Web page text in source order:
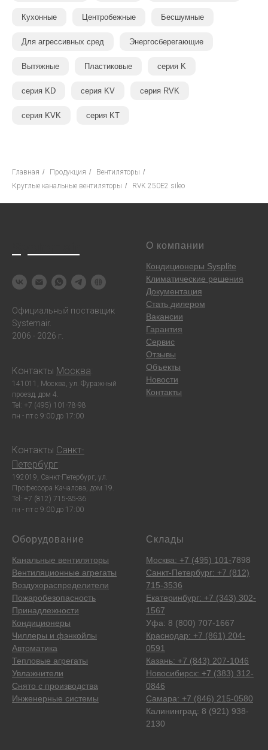
Кухонные Центробежные Бесшумные
Для агрессивных сред Энергосберегающие
Вытяжные Пластиковые cерия K
серия KD серия KV серия RVK
серия KVK серия KT
Главная / Продукция / Вентиляторы /
Круглые канальные вентиляторы / RVK 250E2 sileo
Официальный поставщик
Systemair.
2006 - 2026 г.
Контакты Москва
141011, Москва, ул. Фуражный
проезд, дом 4.
Tel: +7 (495) 101-78-98
пн - пт с 9:00 до 17:00
Контакты Санкт-
Петербург
192019, Санкт-Петербург, ул.
Профессора Качалова, дом 19.
Tel: +7 (812) 715-35-36
пн - пт с 9:00 до 17:00
О компании
Кондиционеры Sysplite
Климатические решения
Документация
Стать дилером
Вакансии
Гарантия
Сервис
Отзывы
Объекты
Новости
Контакты
Оборудование
Канальные вентиляторы
Вентиляционные агрегаты
Воздухораспределители
Пожаробезопасность
Принадлежности
Кондиционеры
Чиллеры и фэнкойлы
Автоматика
Тепловые агрегаты
Увлажнители
Снято с производства
Инженерные системы
Склады
Москва: +7 (495) 101-7898
Санкт-Петербург: +7 (812)
715-3536
Екатеринбург: +7 (343) 302-
1567
Уфа: 8 (800) 707-1667
Краснодар: +7 (861) 204-
0591
Казань: +7 (843) 207-1046
Новосибирск: +7 (383) 312-
0846
Самара: +7 (846) 215-0580
Калининград: 8 (921) 938-
2130